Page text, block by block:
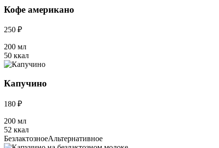
Кофе американо
250 ₽
200 мл
50 ккал
Капучино
180 ₽
200 мл
52 ккал
БезлактозноеАльтернативное